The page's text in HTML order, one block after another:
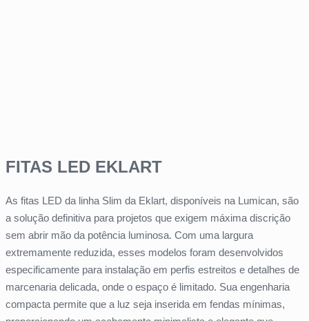
FITAS LED EKLART
As fitas LED da linha Slim da Eklart, disponíveis na Lumican, são
a solução definitiva para projetos que exigem máxima discrição
sem abrir mão da potência luminosa. Com uma largura
extremamente reduzida, esses modelos foram desenvolvidos
especificamente para instalação em perfis estreitos e detalhes de
marcenaria delicada, onde o espaço é limitado. Sua engenharia
compacta permite que a luz seja inserida em fendas mínimas,